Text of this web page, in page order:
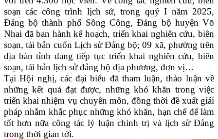
soạn các công trình lịch sử, trong quý I năm 2025,
Đảng bộ thành phố Sông Công, Đảng bộ huyện Võ
Nhai đã ban hành kế hoạch, triển khai nghiên cứu, biên
soạn, tái bản cuốn Lịch sử Đảng bộ; 09 xã, phường trên
địa bàn tỉnh đang tiếp tục triển khai nghiên cứu, biên
soạn, tái bản lịch sử đảng bộ địa phương, đơn vị…
Tại Hội nghị, các đại biểu đã tham luận, thảo luận về
những kết quả đạt được, những khó khăn trong việc
triển khai nhiệm vụ chuyên môn, đồng thời đề xuất giải
pháp nhằm khắc phục những khó khăn, hạn chế để làm
tốt hơn nữa công tác lý luận chính trị và lịch sử Đảng
trong thời gian tới.